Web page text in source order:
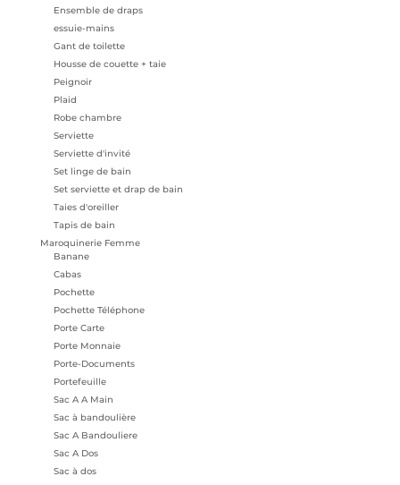
Ensemble de draps
essuie-mains
Gant de toilette
Housse de couette + taie
Peignoir
Plaid
Robe chambre
Serviette
Serviette d'invité
Set linge de bain
Set serviette et drap de bain
Taies d'oreiller
Tapis de bain
Maroquinerie Femme
Banane
Cabas
Pochette
Pochette Téléphone
Porte Carte
Porte Monnaie
Porte-Documents
Portefeuille
Sac A A Main
Sac à bandoulière
Sac A Bandouliere
Sac A Dos
Sac à dos